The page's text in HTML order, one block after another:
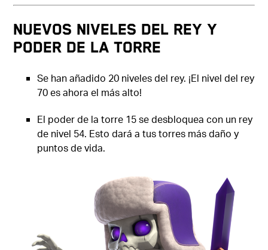
NUEVOS NIVELES DEL REY Y
PODER DE LA TORRE
Se han añadido 20 niveles del rey. ¡El nivel del rey
70 es ahora el más alto!
El poder de la torre 15 se desbloquea con un rey
de nivel 54. Esto dará a tus torres más daño y
puntos de vida.